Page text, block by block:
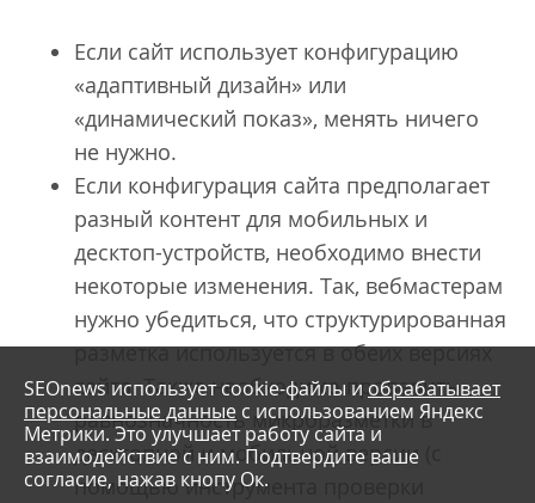
Если сайт использует конфигурацию
«адаптивный дизайн» или
«динамический показ», менять ничего
не нужно.
Если конфигурация сайта предполагает
разный контент для мобильных и
десктоп-устройств, необходимо внести
некоторые изменения. Так, вебмастерам
нужно убедиться, что структурированная
разметка используется в обеих версиях
сайта. Также необходимо проверить
равнозначность микроразметки в
десктопной и мобильной версии (с
помощью инструмента проверки
SEOnews использует cookie-файлы и обрабатывает
персональные данные с использованием Яндекс
Метрики. Это улучшает работу сайта и
взаимодействие с ним. Подтвердите ваше
согласие, нажав кнопу Ок.